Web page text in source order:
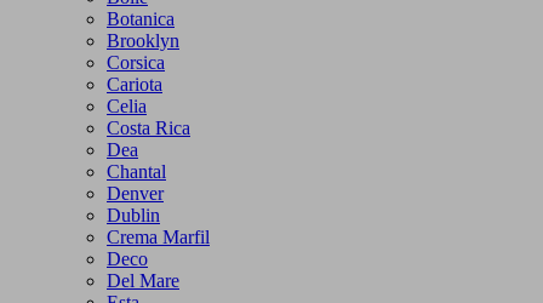
Botanica
Brooklyn
Corsica
Cariota
Celia
Costa Rica
Dea
Chantal
Denver
Dublin
Crema Marfil
Deco
Del Mare